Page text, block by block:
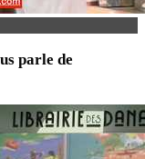
parle de